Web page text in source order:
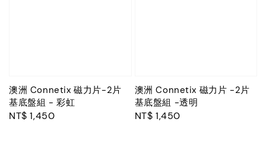
澳洲 Connetix 磁力片-2片
基底盤組 - 彩虹
Regular
NT$ 1,450
澳洲 Connetix 磁力片 -2片
基底盤組 -透明
Regular
NT$ 1,450